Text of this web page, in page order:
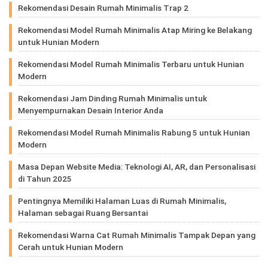
Rekomendasi Desain Rumah Minimalis Trap 2
Rekomendasi Model Rumah Minimalis Atap Miring ke Belakang
untuk Hunian Modern
Rekomendasi Model Rumah Minimalis Terbaru untuk Hunian
Modern
Rekomendasi Jam Dinding Rumah Minimalis untuk
Menyempurnakan Desain Interior Anda
Rekomendasi Model Rumah Minimalis Rabung 5 untuk Hunian
Modern
Masa Depan Website Media: Teknologi AI, AR, dan Personalisasi
di Tahun 2025
Pentingnya Memiliki Halaman Luas di Rumah Minimalis,
Halaman sebagai Ruang Bersantai
Rekomendasi Warna Cat Rumah Minimalis Tampak Depan yang
Cerah untuk Hunian Modern